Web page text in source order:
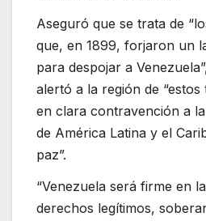
Aseguró que se trata de
que, en 1899, forjaron un
para despojar a
alertó a la región de
en clara contravención a
de América Latina y el
paz”.
“Venezuela será firme en
derechos legítimos,